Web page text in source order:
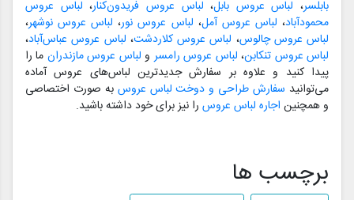
بابلسر، لباس عروس بابل، لباس عروس فریدون‌کنار، لباس عروس
محمودآباد، لباس عروس آمل، لباس عروس نور، لباس عروس نوشهر،
لباس عروس چالوس، لباس عروس کلاردشت، لباس عروس عباس‌آباد،
لباس عروس تنکابن، لباس عروس رامسر و لباس عروس مازندران ما را
پیدا کنید و علاوه بر سفارش جدیدترین لباس‌های عروس آماده
می‌توانید سفارش طراحی و دوخت لباس عروس به صورت اختصاصی
و همچنین اجاره لباس عروس را نیز برای خود داشته باشید.
برچسب ها